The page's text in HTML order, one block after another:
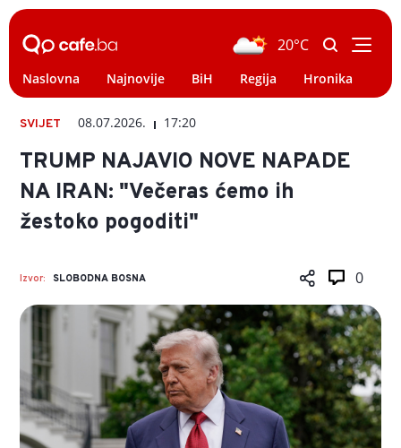
20°C
Naslovna Najnovije BiH Regija Hronika
SVIJET 08.07.2026. 17:20
TRUMP NAJAVIO NOVE NAPADE
NA IRAN: "Večeras ćemo ih
žestoko pogoditi"
Izvor: SLOBODNA BOSNA 0